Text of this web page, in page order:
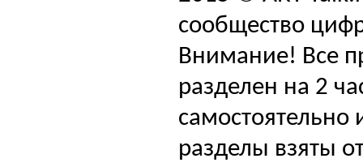
сообщество
Внимание! Все
разделен на 2
самостоятельно
разделы взяты